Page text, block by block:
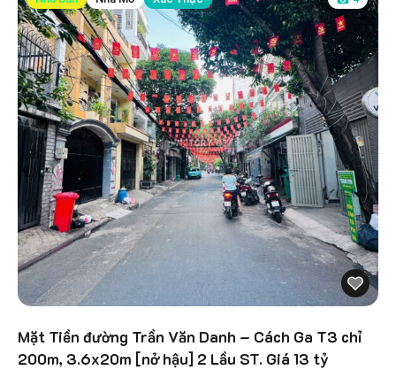
Mặt Tiền đường Trần Văn Danh – Cách Ga T3 chỉ
200m, 3.6x20m [nở hậu] 2 Lầu ST. Giá 13 tỷ